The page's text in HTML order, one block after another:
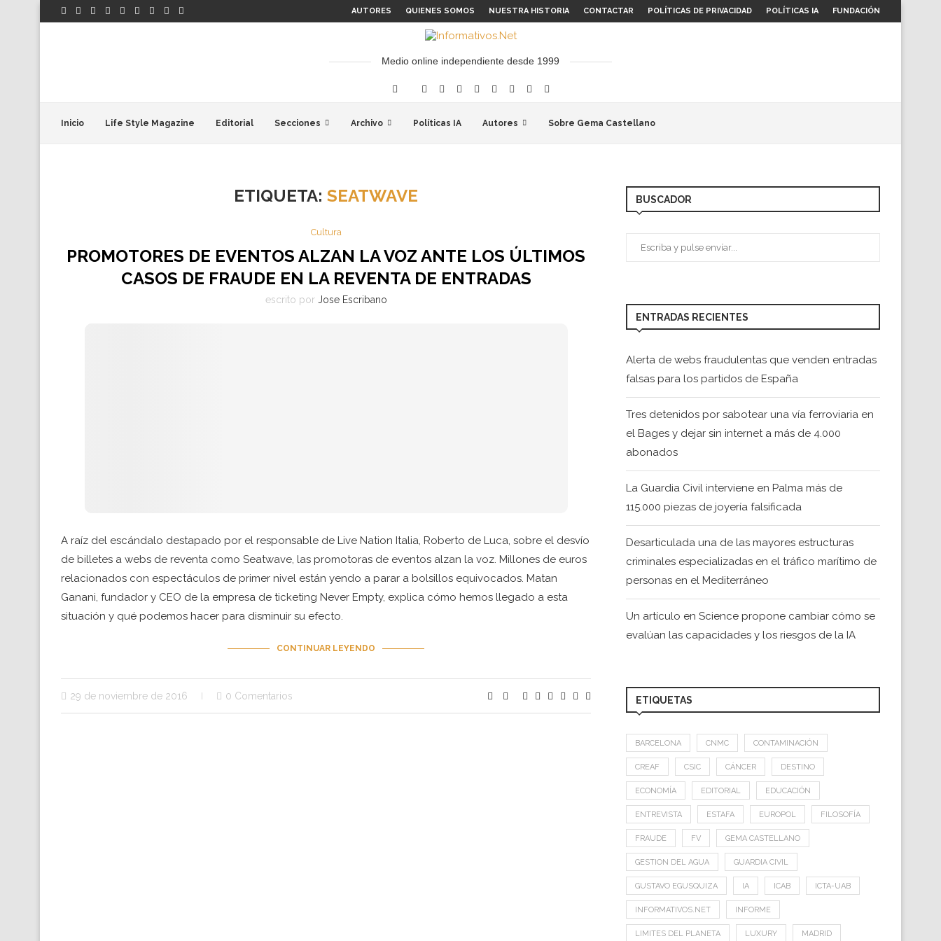
AUTORES QUIENES SOMOS NUESTRA HISTORIA CONTACTAR POLÍTICAS DE PRIVACIDAD POLÍTICAS IA FUNDACIÓN
Medio online independiente desde 1999
Inicio Life Style Magazine Editorial Secciones Archivo Políticas IA Autores Sobre Gema Castellano
ETIQUETA:SEATWAVE
Cultura
PROMOTORES DE EVENTOS ALZAN LA VOZ ANTE LOS ÚLTIMOS
CASOS DE FRAUDE EN LA REVENTA DE ENTRADAS
escrito por Jose Escribano
A raíz del escándalo destapado por el responsable de Live Nation Italia, Roberto de Luca, sobre el desvío
de billetes a webs de reventa como Seatwave, las promotoras de eventos alzan la voz. Millones de euros
relacionados con espectáculos de primer nivel están yendo a parar a bolsillos equivocados. Matan
Ganani, fundador y CEO de la empresa de ticketing Never Empty, explica cómo hemos llegado a esta
situación y qué podemos hacer para disminuir su efecto.
CONTINUAR LEYENDO
29 de noviembre de 2016 0 Comentarios
BUSCADOR
ENTRADAS RECIENTES
Alerta de webs fraudulentas que venden entradas
falsas para los partidos de España
Tres detenidos por sabotear una vía ferroviaria en
el Bages y dejar sin internet a más de 4.000
abonados
La Guardia Civil interviene en Palma más de
115.000 piezas de joyería falsificada
Desarticulada una de las mayores estructuras
criminales especializadas en el tráfico marítimo de
personas en el Mediterráneo
Un artículo en Science propone cambiar cómo se
evalúan las capacidades y los riesgos de la IA
ETIQUETAS
BARCELONA CNMC CONTAMINACIÓN
CREAF CSIC CÁNCER DESTINO
ECONOMÍA EDITORIAL EDUCACIÓN
ENTREVISTA ESTAFA EUROPOL FILOSOFÍA
FRAUDE FV GEMA CASTELLANO
GESTION DEL AGUA GUARDIA CIVIL
GUSTAVO EGUSQUIZA IA ICAB ICTA-UAB
INFORMATIVOS.NET INFORME
LIMITES DEL PLANETA LUXURY MADRID